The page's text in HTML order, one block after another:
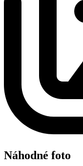
Náhodné foto